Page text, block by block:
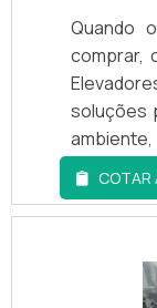
Quando
comprar,
soluções
SOBRE A
tem
COTAR